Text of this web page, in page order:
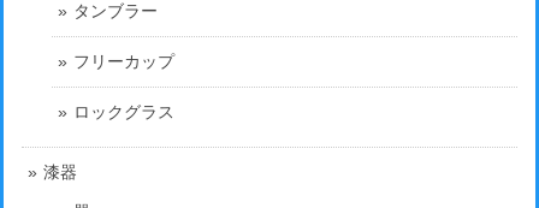
タンブラー
フリーカップ
ロックグラス
漆器